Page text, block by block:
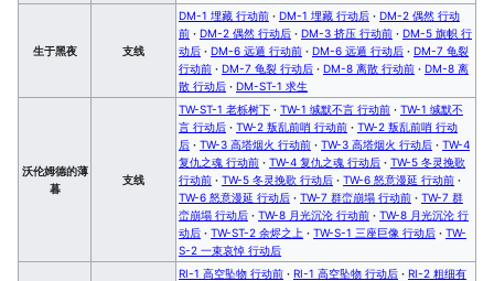
生于黑夜 支线
DM-1 埋藏 行动前 · DM-1 埋藏 行动后 · DM-2 偶然 行动
前 · DM-2 偶然 行动后 · DM-3 挤压 行动前 · DM-5 旗帜 行
动后 · DM-6 远遁 行动前 · DM-6 远遁 行动后 · DM-7 龟裂
行动前 · DM-7 龟裂 行动后 · DM-8 离散 行动前 · DM-8 离
散 行动后 · DM-ST-1 求生
沃伦姆德的薄
暮
支线
TW-ST-1 老栎树下 · TW-1 缄默不言 行动前 · TW-1 缄默不
言 行动后 · TW-2 叛乱前哨 行动前 · TW-2 叛乱前哨 行动
后 · TW-3 高塔烟火 行动前 · TW-3 高塔烟火 行动后 · TW-4
复仇之魂 行动前 · TW-4 复仇之魂 行动后 · TW-5 冬灵挽歌
行动前 · TW-5 冬灵挽歌 行动后 · TW-6 怒意漫延 行动前 ·
TW-6 怒意漫延 行动后 · TW-7 群峦崩塌 行动前 · TW-7 群
峦崩塌 行动后 · TW-8 月光沉沦 行动前 · TW-8 月光沉沦 行
动后 · TW-ST-2 余烬之上 · TW-S-1 三座巨像 行动后 · TW-
S-2 一束哀悼 行动后
RI-1 高空坠物 行动前 · RI-1 高空坠物 行动后 · RI-2 粗细有